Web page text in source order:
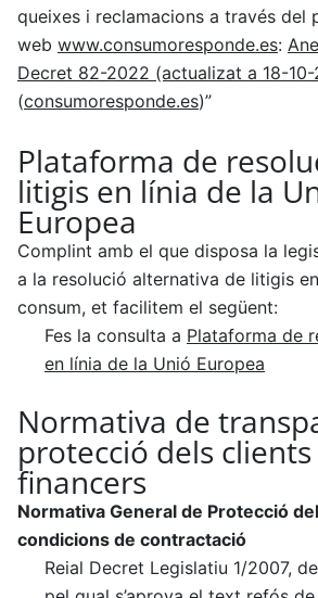
queixes i reclamacions a través del
web www.consumoresponde.es:
Decret 82-2022 (actualizat a 18-
(consumoresponde.es)”
Plataforma de
litigis en línia de la
Europea
Complint amb el que disposa la
a la resolució alternativa de litigis
consum, et facilitem el següent:
Fes la consulta a Plataforma de
en línia de la Unió Europea
Normativa de
protecció dels
financers
Normativa General de Protecció
condicions de contractació
Reial Decret Legislatiu 1/2007,